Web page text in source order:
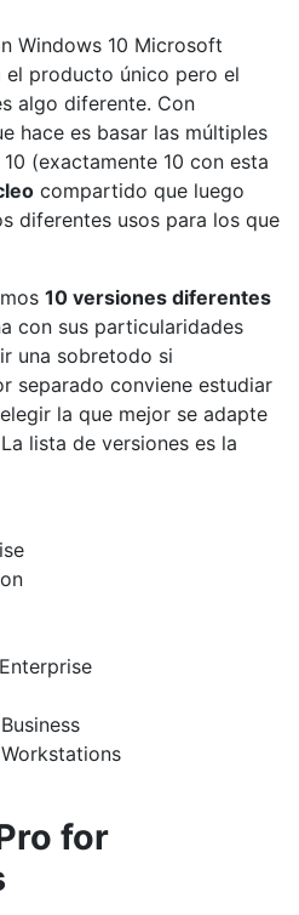
Windows 10 Microsoft
el producto único pero el
algo diferente. Con
hace es basar las múltiples
(exactamente 10 con esta
compartido que luego
diferentes usos para los que
10 versiones diferentes
con sus particularidades
una sobretodo si
separado conviene estudiar
la que mejor se adapte
lista de versiones es la
for